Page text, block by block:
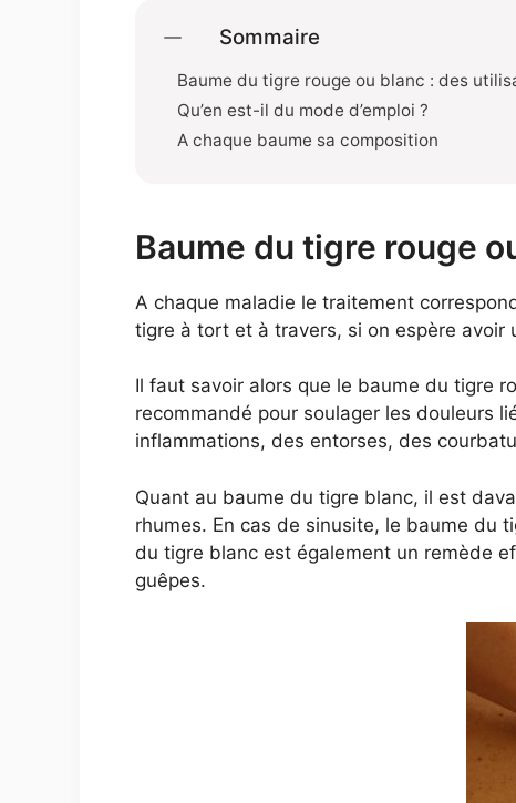
Sommaire
Baume du tigre rouge ou blanc : des
Qu’en est-il du mode d’emploi ?
A chaque baume sa composition
Baume du tigre rouge
A chaque maladie le traitement
tigre à tort et à travers, si on espère avoir
Il faut savoir alors que le baume du tigre
recommandé pour soulager les douleurs
inflammations, des entorses, des
Quant au baume du tigre blanc, il est
rhumes. En cas de sinusite, le baume du
du tigre blanc est également un remède
guêpes.